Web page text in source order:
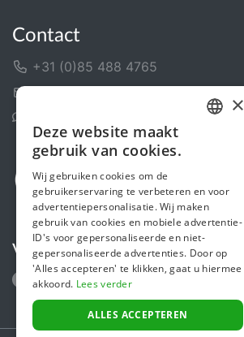
Contact
+31 (0)85 488 4765
Volg ons
ENGLISH
×
Deze website maakt
gebruik van cookies.
Wij gebruiken cookies om de
gebruikerservaring te verbeteren en voor
advertentiepersonalisatie. Wij maken
gebruik van cookies en mobiele advertentie-
ID's voor gepersonaliseerde en niet-
gepersonaliseerde advertenties. Door op
'Alles accepteren' te klikken, gaat u hiermee
akkoord. Lees verder
ALLES ACCEPTEREN